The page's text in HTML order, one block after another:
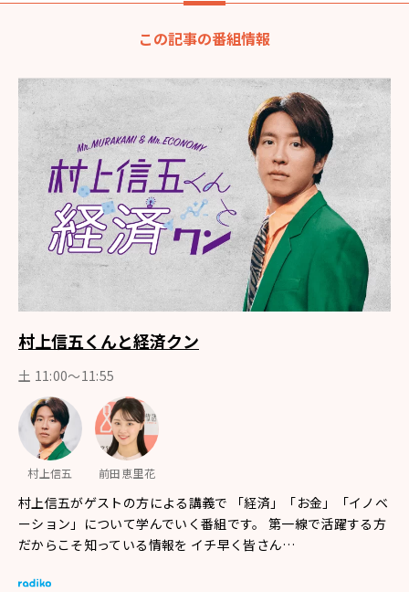
この記事の番組情報
村上信五くんと経済クン
土 11:00～11:55
村上信五 前田恵里花
村上信五がゲストの方による講義で 「経済」「お金」「イノベ
ーション」について学んでいく番組です。 第一線で活躍する方
だからこそ知っている情報を イチ早く皆さん…